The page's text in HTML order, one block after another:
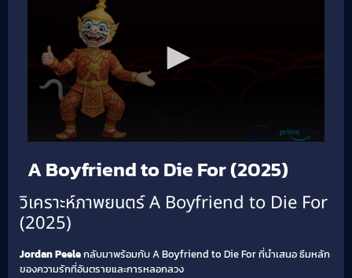
A Boyfriend to Die For (2025)
วิเคราะห์ภาพยนตร์ A Boyfriend to Die For
(2025)
Jordan Peeleกลับมาพร้อมกับ A Boyfriend to Die For ที่นำเสนอ ธีมหลัก
ของความรักที่อันตรายและการหลอกลวง